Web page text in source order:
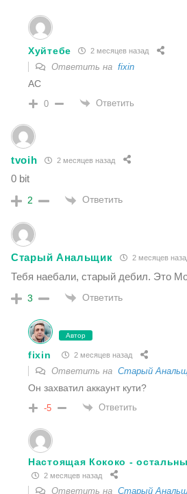
Хуйтебе 2 месяцев назад
Ответить на fixin
АС
0 Ответить
tvoih 2 месяцев назад
0 bit
2 Ответить
Старый Анальщик 2 месяцев
Тебя наебали, старый дебил. Это
3 Ответить
Автор
fixin 2 месяцев назад
Ответить на Старый
Он захватил аккаунт кути?
-5 Ответить
Настоящая Кококо -
2 месяцев назад
Ответить на Старый